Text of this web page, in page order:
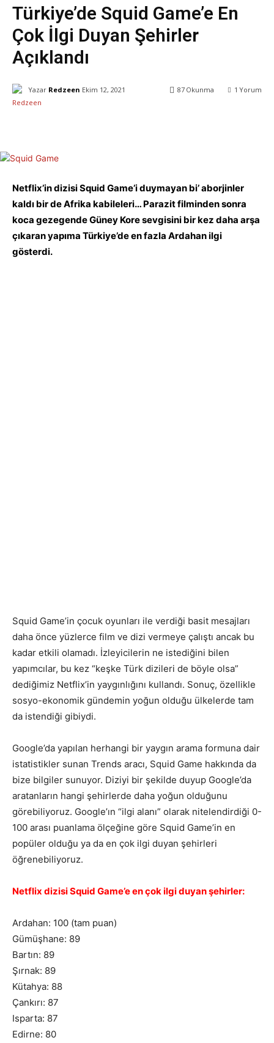
Türkiye’de Squid Game’e En
Çok İlgi Duyan Şehirler
Açıklandı
Yazar Redzeen Ekim 12, 2021 1 Yorum
87 Okunma
Netflix’in dizisi Squid Game’i duymayan bi’ aborjinler
kaldı bir de Afrika kabileleri… Parazit filminden sonra
koca gezegende Güney Kore sevgisini bir kez daha arşa
çıkaran yapıma Türkiye’de en fazla Ardahan ilgi
gösterdi.
Squid Game’in çocuk oyunları ile verdiği basit mesajları
daha önce yüzlerce film ve dizi vermeye çalıştı ancak bu
kadar etkili olamadı. İzleyicilerin ne istediğini bilen
yapımcılar, bu kez “keşke Türk dizileri de böyle olsa”
dediğimiz Netflix’in yaygınlığını kullandı. Sonuç, özellikle
sosyo-ekonomik gündemin yoğun olduğu ülkelerde tam
da istendiği gibiydi.
Google’da yapılan herhangi bir yaygın arama formuna dair
istatistikler sunan Trends aracı, Squid Game hakkında da
bize bilgiler sunuyor. Diziyi bir şekilde duyup Google’da
aratanların hangi şehirlerde daha yoğun olduğunu
görebiliyoruz. Google’ın “ilgi alanı” olarak nitelendirdiği 0-
100 arası puanlama ölçeğine göre Squid Game’in en
popüler olduğu ya da en çok ilgi duyan şehirleri
öğrenebiliyoruz.
Netflix dizisi Squid Game’e en çok ilgi duyan şehirler:
Ardahan: 100 (tam puan)
Gümüşhane: 89
Bartın: 89
Şırnak: 89
Kütahya: 88
Çankırı: 87
Isparta: 87
Edirne: 80